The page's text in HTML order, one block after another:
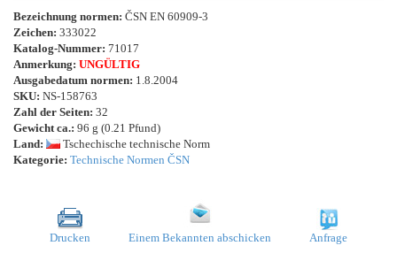
Bezeichnung normen: ČSN EN 60909-3
Zeichen: 333022
Katalog-Nummer: 71017
Anmerkung: UNGÜLTIG
Ausgabedatum normen: 1.8.2004
SKU: NS-158763
Zahl der Seiten: 32
Gewicht ca.: 96 g (0.21 Pfund)
Land:
Tschechische technische Norm
Kategorie: Technische Normen ČSN
Drucken Einem Bekannten abschicken Anfrage